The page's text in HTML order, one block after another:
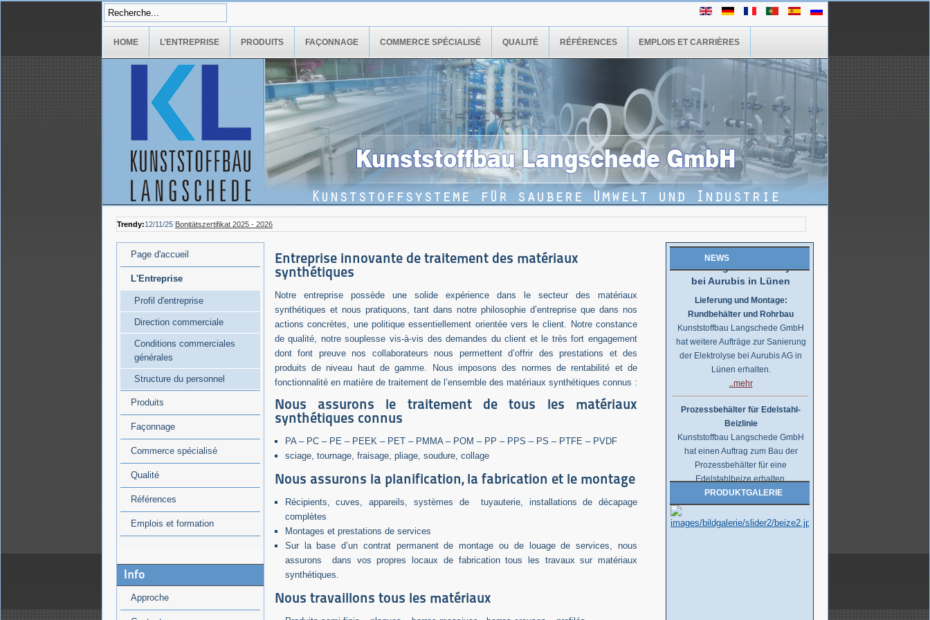
HOME L’ENTREPRISE PRODUITS FAÇONNAGE COMMERCE SPÉCIALISÉ QUALITÉ RÉFÉRENCES EMPLOIS ET CARRIÈRES
Trendy:12/11/25 Bonitätszertifikat 2025 - 2026
Page d'accueil
L'Entreprise
Profil d'entreprise
Direction commerciale
Conditions commerciales
générales
Structure du personnel
Produits
Façonnage
Commerce spécialisé
Qualité
Références
Emplois et formation
Info
Approche
Entreprise innovante de traitement des matériaux
synthétiques
Notre entreprise possède une solide expérience dans le secteur des matériaux
synthétiques et nous pratiquons, tant dans notre philosophie d’entreprise que dans nos
actions concrètes, une politique essentiellement orientée vers le client. Notre constance
de qualité, notre souplesse vis-à-vis des demandes du client et le très fort engagement
dont font preuve nos collaborateurs nous permettent d’offrir des prestations et des
produits de niveau haut de gamme. Nous imposons des normes de rentabilité et de
fonctionnalité en matière de traitement de l’ensemble des matériaux synthétiques connus :
Nous assurons le traitement de tous les matériaux
synthétiques connus
PA – PC – PE – PEEK – PET – PMMA – POM – PP – PPS – PS – PTFE – PVDF
sciage, tournage, fraisage, pliage, soudure, collage
Nous assurons la planification, la fabrication et le montage
Récipients, cuves, appareils, systèmes de tuyauterie, installations de décapage
complètes
Montages et prestations de services
Sur la base d’un contrat permanent de montage ou de louage de services, nous
assurons dans vos propres locaux de fabrication tous les travaux sur matériaux
synthétiques.
Nous travaillons tous les matériaux
NEWS
Wir haben es geschafft!
Großauftrag von SMS in nur 2
Monaten ausgeliefert..
Sanierung der Elektrolyse
bei Aurubis in Lünen
Rundbehälter und Rohrbau
hat weitere Aufträge zur Sanierung
der Elektrolyse bei Aurubis AG in
Lünen erhalten.
hat einen Auftrag zum Bau der
Prozessbehälter für eine
Die Behälter werden auf
..mehr
PRODUKTGALERIE